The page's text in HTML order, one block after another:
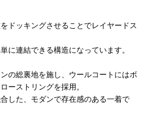
ドッキングさせることでレイヤードス
に連結できる構造になっています。
の総裏地を施し、ウールコートにはボ
ーストリングを採用。
した、モダンで存在感のある一着で